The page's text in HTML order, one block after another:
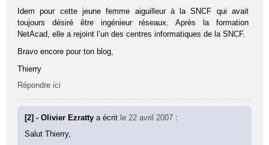
Idem pour cette jeune femme aiguilleur à la SNCF qui avait
toujours désiré être ingénieur réseaux. Après la formation
NetAcad, elle a rejoint l’un des centres informatiques de la SNCF.
Bravo encore pour ton blog,
Thierry
Répondre ici
[2] - Olivier Ezrattya écrit le 22 avril 2007 :
Salut Thierry,